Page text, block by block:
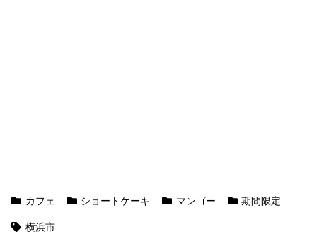
カフェ ショートケーキ マンゴー 期間限定
横浜市